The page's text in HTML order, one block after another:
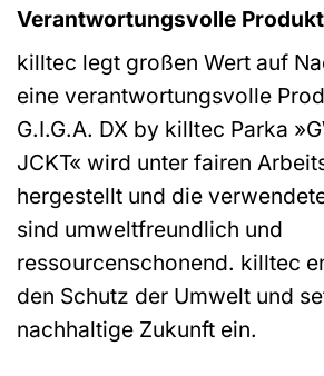
Verantwortungsvolle
killtec legt großen Wert auf
eine verantwortungsvolle
G.I.G.A. DX by killtec Parka
JCKT« wird unter fairen
hergestellt und die
sind umweltfreundlich und
ressourcenschonend. killtec
den Schutz der Umwelt und
nachhaltige Zukunft ein.